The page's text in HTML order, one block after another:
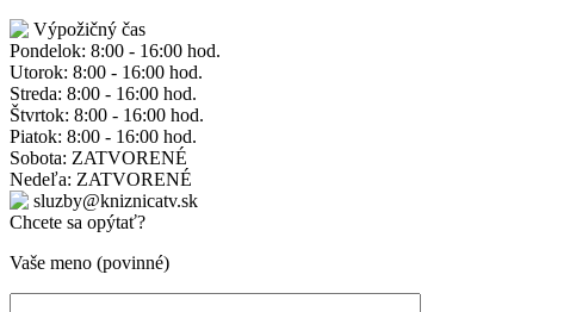
Výpožičný čas
Pondelok: 8:00 - 16:00 hod.
Utorok: 8:00 - 16:00 hod.
Streda: 8:00 - 16:00 hod.
Štvrtok: 8:00 - 16:00 hod.
Piatok: 8:00 - 16:00 hod.
Sobota: ZATVORENÉ
Nedeľa: ZATVORENÉ
sluzby@kniznicatv.sk
Chcete sa opýtať?
Vaše meno (povinné)